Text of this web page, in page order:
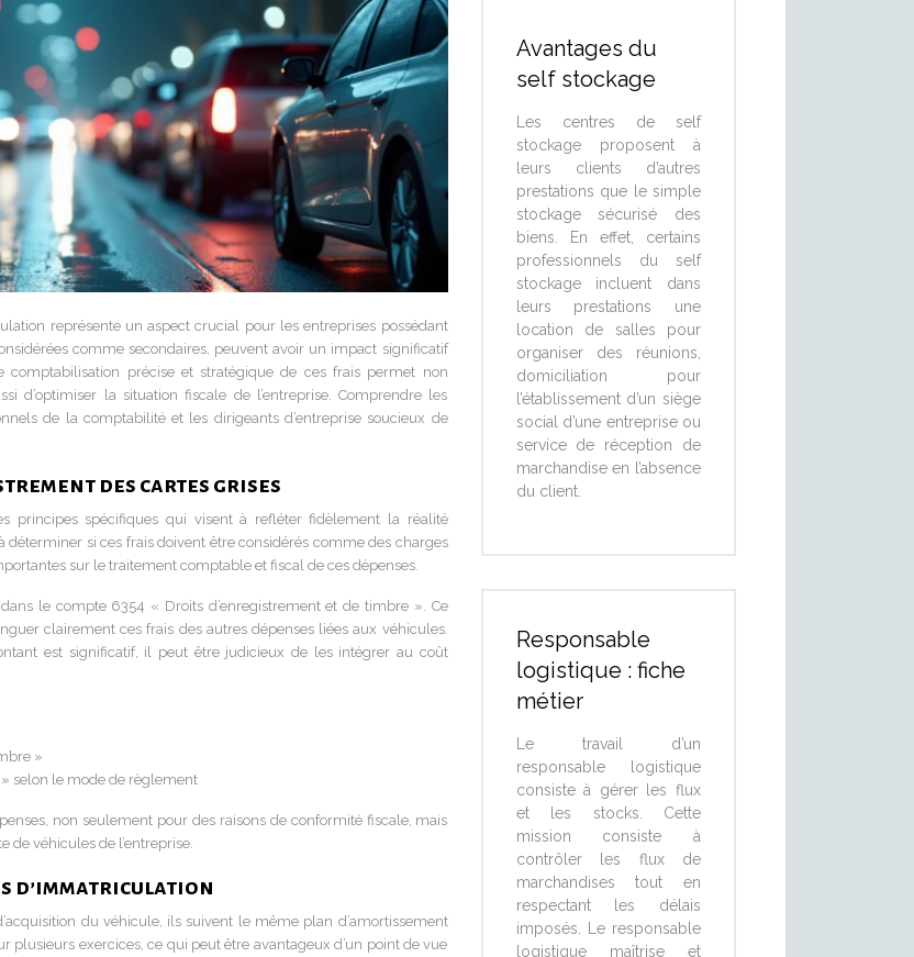
représente un aspect crucial pour les entreprises possédant
comme secondaires, peuvent avoir un impact significatif
comptabilisation précise et stratégique de ces frais permet non
d’optimiser la situation fiscale de l’entreprise. Comprendre les
de la comptabilité et les dirigeants d’entreprise soucieux de
des cartes grises
principes spécifiques qui visent à refléter fidèlement la réalité
si ces frais doivent être considérés comme des charges
sur le traitement comptable et fiscal de ces dépenses.
le compte 6354 « Droits d’enregistrement et de timbre ». Ce
clairement ces frais des autres dépenses liées aux véhicules.
est significatif, il peut être judicieux de les intégrer au coût
»
selon le mode de règlement
non seulement pour des raisons de conformité fiscale, mais
de véhicules de l’entreprise.
d’immatriculation
du véhicule, ils suivent le même plan d’amortissement
plusieurs exercices, ce qui peut être avantageux d’un point de vue
Avantages du
self stockage
Les centres de self
stockage proposent à
leurs clients d’autres
prestations que le simple
stockage sécurisé des
biens. En effet, certains
professionnels du self
stockage incluent dans
leurs prestations une
location de salles pour
organiser des réunions,
domiciliation pour
l’établissement d’un siège
social d’une entreprise ou
service de réception de
marchandise en l’absence
du client.
Responsable
logistique : fiche
métier
Le travail d’un
responsable logistique
consiste à gérer les flux
et les stocks. Cette
mission consiste à
contrôler les flux de
marchandises tout en
respectant les délais
imposés. Le responsable
logistique maîtrise et